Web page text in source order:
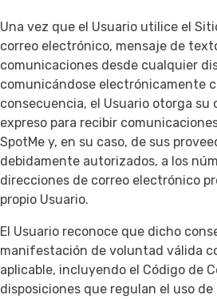
Una vez que el Usuario utilice el
correo electrónico, mensaje de
comunicaciones desde cualquier
comunicándose electrónicamente
consecuencia, el Usuario otorga
expreso para recibir
SpotMe y, en su caso, de sus
debidamente autorizados, a los
direcciones de correo electrónico
propio Usuario.
El Usuario reconoce que dicho
manifestación de voluntad válida
aplicable, incluyendo el Código de
disposiciones que regulan el uso